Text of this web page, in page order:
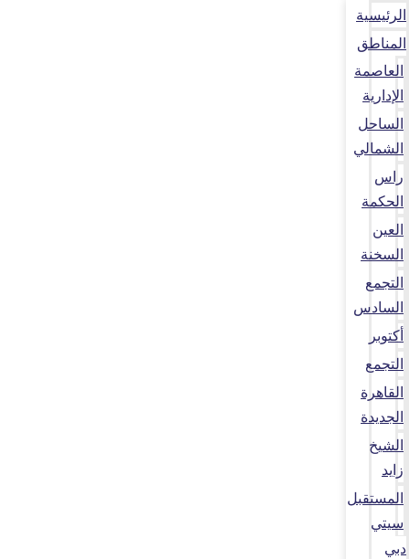
الرئيسية
المناطق
العاصمة
الإدارية
الساحل
الشمالي
راس
الحكمة
العين
السخنة
التجمع
السادس
أكتوبر
التجمع
القاهرة
الجديدة
الشيخ
زايد
المستقبل
سيتي
دبي